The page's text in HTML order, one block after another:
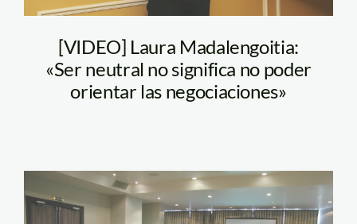
[VIDEO] Laura Madalengoitia:
«Ser neutral no significa no poder
orientar las negociaciones»